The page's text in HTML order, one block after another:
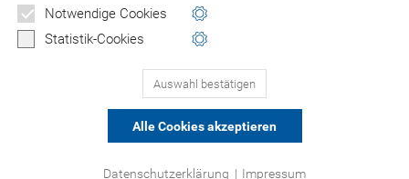
Notwendige Cookies
Statistik-Cookies
Auswahl bestätigen
Alle Cookies akzeptieren
Datenschutzerklärung | Impressum
PRODUKTE 1-3(VON 3)